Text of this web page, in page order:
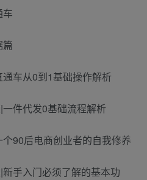
车
篇
通车从0到1基础操作解析
件代发0基础流程解析
90后电商创业者的自我修养
手入门必须了解的基本功